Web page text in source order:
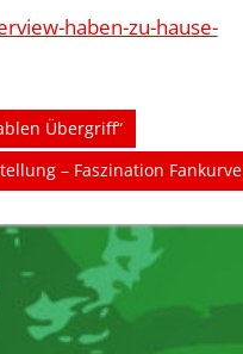
haben-zu-hause-
Übergriff“
– Faszination Fankurve